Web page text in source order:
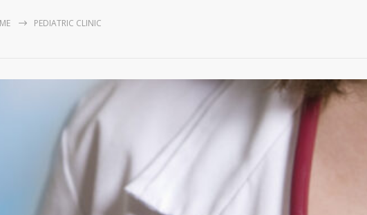
PEDIATRIC CLINIC